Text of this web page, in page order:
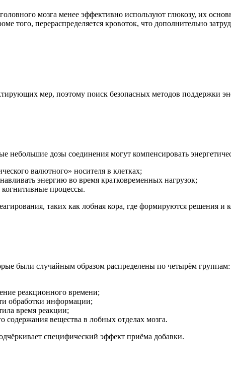
мозга менее эффективно используют глюкозу, их
того, перераспределяется кровоток, что дополнительно
мер, поэтому поиск безопасных методов поддержки
небольшие дозы соединения могут компенсировать
валютного» носителя в клетках;
энергию во время кратковременных нагрузок;
процессы.
таких как лобная кора, где формируются решения и
были случайным образом распределены по четырём
реакционного времени;
обработки информации;
время реакции;
содержания вещества в лобных отделах мозга.
специфический эффект приёма добавки.